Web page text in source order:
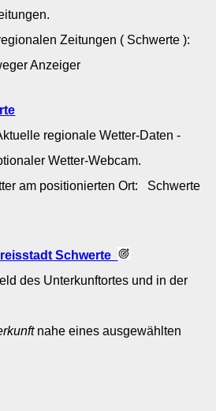
Zeitungen ( Schwerte ):
Anzeiger
regionale Wetter-Daten -
Wetter-Webcam.
am positionierten Ort: Schwerte
Schwerte
des Unterkunftortes und in der
nahe eines ausgewählten